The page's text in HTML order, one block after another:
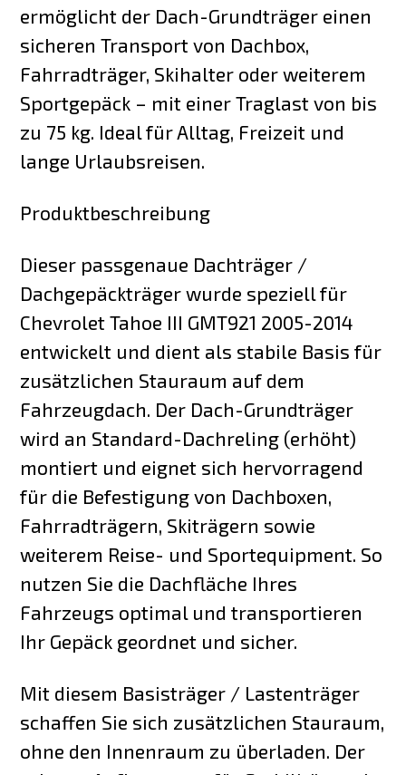
ermöglicht der Dach-Grundträger einen
sicheren Transport von Dachbox,
Fahrradträger, Skihalter oder weiterem
Sportgepäck – mit einer Traglast von bis
zu 75 kg. Ideal für Alltag, Freizeit und
lange Urlaubsreisen.
Produktbeschreibung
Dieser passgenaue Dachträger /
Dachgepäckträger wurde speziell für
Chevrolet Tahoe III GMT921 2005-2014
entwickelt und dient als stabile Basis für
zusätzlichen Stauraum auf dem
Fahrzeugdach. Der Dach-Grundträger
wird an Standard-Dachreling (erhöht)
montiert und eignet sich hervorragend
für die Befestigung von Dachboxen,
Fahrradträgern, Skiträgern sowie
weiterem Reise- und Sportequipment. So
nutzen Sie die Dachfläche Ihres
Fahrzeugs optimal und transportieren
Ihr Gepäck geordnet und sicher.
Mit diesem Basisträger / Lastenträger
schaffen Sie sich zusätzlichen Stauraum,
ohne den Innenraum zu überladen. Der